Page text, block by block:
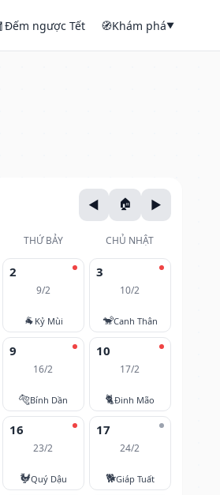
Đếm ngược Tết 🧭Khám phá▼
THỨ BẢY CHỦ NHẬT
2
9/2
🐐 Kỷ Mùi
3
10/2
🐒Canh Thân
9
16/2
🐅Bính Dần
10
17/2
🐈Đinh Mão
16
23/2
🐓Quý Dậu
17
24/2
🐕Giáp Tuất